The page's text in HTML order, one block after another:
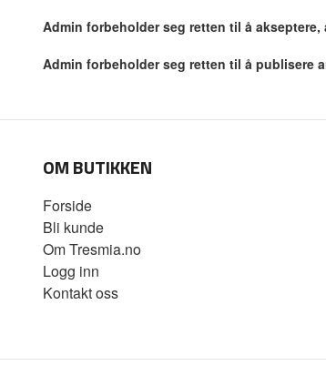
Admin forbeholder seg retten til å
Admin forbeholder seg retten til å publisere
OM BUTIKKEN
Forside
Bli kunde
Om Tresmia.no
Logg inn
Kontakt oss